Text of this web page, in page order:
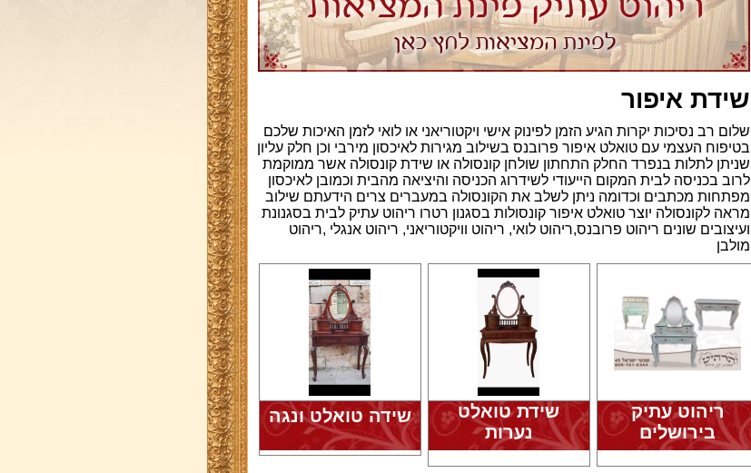
שידת איפור
שלום רב נסיכות יקרות הגיע הזמן לפינוק אישי ויקטוריאני או לואי לזמן האיכות שלכם
בטיפוח העצמי עם טואלט איפור פרובנס בשילוב מגירות לאיכסון מירבי וכן חלק עליון
שניתן לתלות בנפרד החלק התחתון שולחן קונסולה או שידת קונסולה אשר ממוקמת
לרוב בכניסה לבית המקום הייעודי לשידרוג הכניסה והיציאה מהבית וכמובן לאיכסון
מפתחות מכתבים וכדומה ניתן לשלב את הקונסולה במעברים צרים הידעתם שילוב
מראה לקונסולה יוצר טואלט איפור קונסולות בסגנון רטרו ריהוט עתיק לבית בסגנונת
ועיצובים שונים ריהוט פרובנס,ריהוט לואי, ריהוט וויקטוריאני, ריהוט אנגלי ,ריהוט
מולבן
ריהוט עתיק
בירושלים
שידת טואלט
נערות
שידה טואלט ונגה